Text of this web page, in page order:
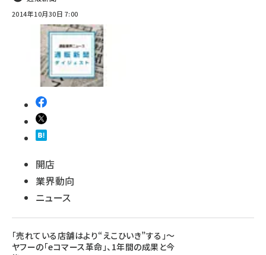
2014年10月30日 7:00
開店
業界動向
ニュース
「売れている店舗はより“えこひいき”する」～
ヤフーの「eコマース革命」、1年間の成果と今